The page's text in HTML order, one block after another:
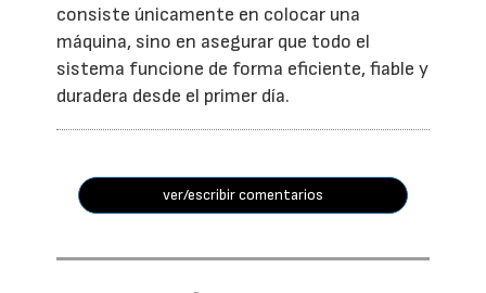
consiste únicamente en colocar una
máquina, sino en asegurar que todo el
sistema funcione de forma eficiente, fiable y
duradera desde el primer día.
ver/escribir comentarios